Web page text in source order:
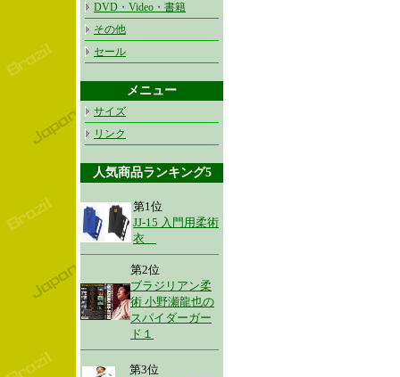
DVD・Video・書籍
その他
セール
メニュー
サイズ
リンク
人気商品ランキング5
第1位
JJ-15 入門用柔術
衣
第2位
ブラジリアン柔
術 小野瀬龍也の
スパイダーガー
ド１
第3位